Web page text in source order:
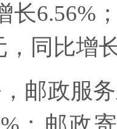
长6.56%
，同比增
邮政服